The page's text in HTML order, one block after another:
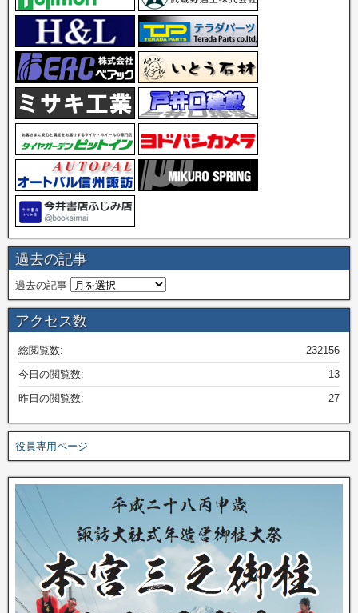
過去の記事
過去の記事
アクセス数
232156
総閲覧数:
13
今日の閲覧数:
27
昨日の閲覧数:
役員専用ページ